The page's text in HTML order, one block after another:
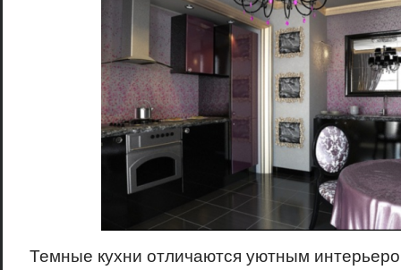
Темные кухни отличаются уютным